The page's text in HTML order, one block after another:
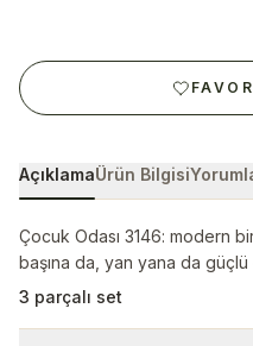
AçıklamaÜrün Bilgisi
Çocuk Odası 3146: modern
başına da, yan yana da güçlü
3 parçalı set